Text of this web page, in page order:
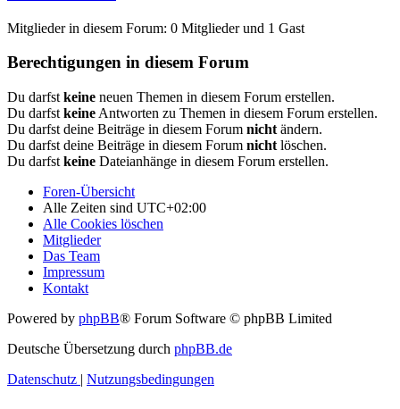
Mitglieder in diesem Forum: 0 Mitglieder und 1 Gast
Berechtigungen in diesem Forum
Du darfst keine neuen Themen in diesem Forum erstellen.
Du darfst keine Antworten zu Themen in diesem Forum erstellen.
Du darfst deine Beiträge in diesem Forum nicht ändern.
Du darfst deine Beiträge in diesem Forum nicht löschen.
Du darfst keine Dateianhänge in diesem Forum erstellen.
Foren-Übersicht
Alle Zeiten sind UTC+02:00
Alle Cookies löschen
Mitglieder
Das Team
Impressum
Kontakt
Powered by phpBB® Forum Software © phpBB Limited
Deutsche Übersetzung durch phpBB.de
Datenschutz | Nutzungsbedingungen